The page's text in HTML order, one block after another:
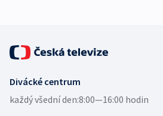
Divácké centrum
každý všední den:8:00—16:00 hodin